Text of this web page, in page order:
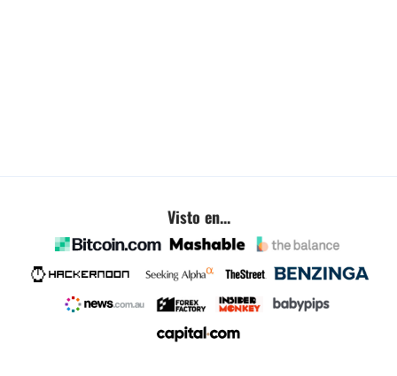
Visto en...